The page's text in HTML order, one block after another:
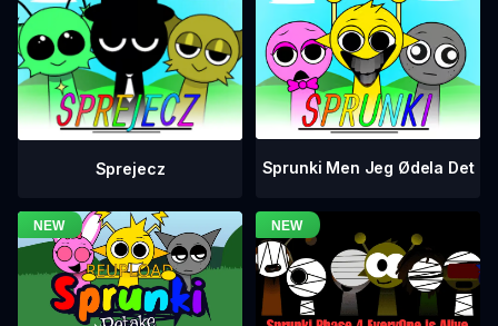
Sprejecz Sprunki Men Jeg Ødela Det